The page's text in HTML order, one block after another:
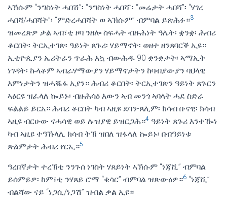
ኣኽሱም “ንግስነት ሓበሽ”፡ “ንግስነት ሓበሻ”፡ “መሬታት ሓበሻ”፡ “ሃገረ
ሓበሻ/ሓበሻት”፡ “ምድረሓበሻት ወ ኣኽሱም” ብምባል ይጽሕፉ።3
ዝመረጽዎ ቃል ኣብ፣ቲ ዞባ ንዘሎ ስፍሓት ብዙሕነት ዓሌት፡ ቋንቋ፡ ሕብሪ
ቆርበት፡ ትርኢተገጽ፡ ዓይነት ጸጉሪ፡ ሃይማኖት፡ ወዘተ ዘንጸባርቕ ኢዩ።
ኢቲዮጲያን ኤሪትራን ጥራሕ እኳ ብውሕዱ 90 ቋንቋታት፡ ኣማኢት
ነገዳት፡ ኩላቶም ኣብራሃማውያን ሃይማኖታትን ከባብያውያን ባህላዊ
እምነታትን ዝሓቘፋ ኢየን። ሕብሪ ቆርበት፡ ትርኢተገጽን ዓይነት ጸጉርን
ኣዕርዩ ዝፈላለ ኰይኑ፡ ብዙሕሳዕ እውን ኣብ መንጎ ኣባላት ሓደ ስድራ
ፍልልይ ይርአ። ሕብሪ ቆርበት ካብ ኣዚዩ ደባን-ጸሊም፡ ክሳብ ቡናዊ፡ ክሳብ
ኣዚዩ ብርሁው ናሓሳዊ ወይ ሉዝያዊ ይዝርጋሕ።4 ዓይነት ጸጉሪ እንተዀነ
ካብ ኣዚዩ ተዓኹላሊ ክሳብ ትኽ ዝበለ ዝፋላለ ኰይኑ፡ በብዓይነቱ
ጽልምታት ሕብሪ የርኢ።5
ዓረበኛታት ተረኽቲ ንንጉሰ ነገስት ሃጸይነት ኣኽሱም “ነጃሺ” ብምባል
ይሰምይዎ፡ ከም፣ቲ ንሃጸይ ሮማ “ቄሳር” ብምባል ዝጽውዕዎ።6 “ነጃሺ”
ብልሻው ናይ “ነጋሲ/ነጋሽ” ዝብል ቃል ኢዩ።